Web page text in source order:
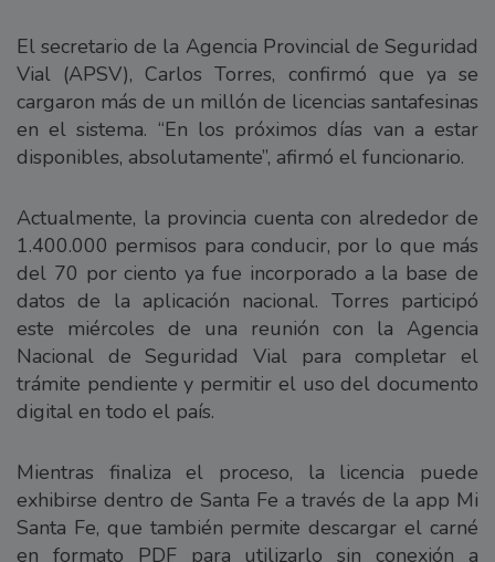
El secretario de la Agencia Provincial de Seguridad
Vial (APSV), Carlos Torres, confirmó que ya se
cargaron más de un millón de licencias santafesinas
en el sistema. “En los próximos días van a estar
disponibles, absolutamente”, afirmó el funcionario.
Actualmente, la provincia cuenta con alrededor de
1.400.000 permisos para conducir, por lo que más
del 70 por ciento ya fue incorporado a la base de
datos de la aplicación nacional. Torres participó
este miércoles de una reunión con la Agencia
Nacional de Seguridad Vial para completar el
trámite pendiente y permitir el uso del documento
digital en todo el país.
Mientras finaliza el proceso, la licencia puede
exhibirse dentro de Santa Fe a través de la app Mi
Santa Fe, que también permite descargar el carné
en formato PDF para utilizarlo sin conexión a